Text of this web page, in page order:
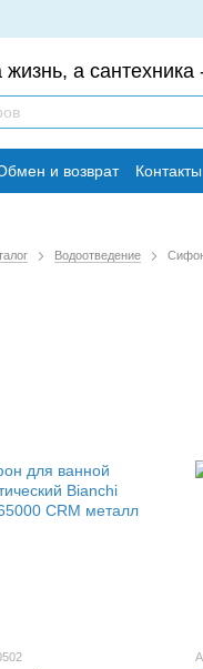
а
и возврат Контакты
Водоотведение